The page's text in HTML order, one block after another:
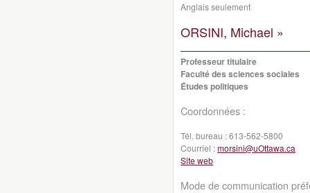
Anglais seulement
ORSINI, Michael »
Professeur titulaire
Faculté des sciences sociales
Études politiques
Coordonnées :
Tél. bureau :613-562-5800
Courriel :morsini@uOttawa.ca
Site web
Mode de communication